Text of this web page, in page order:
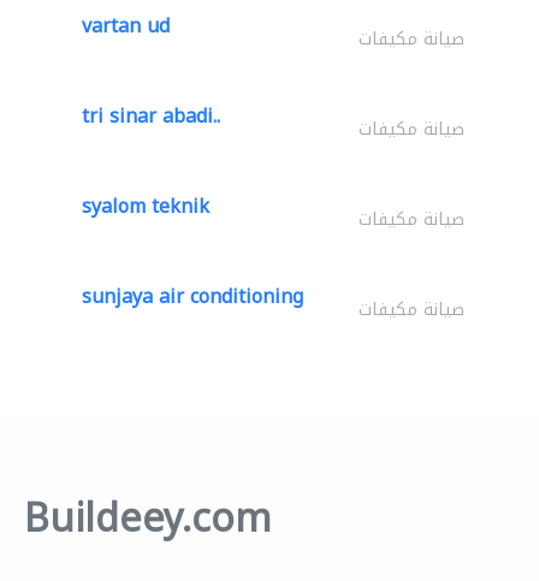
vartan ud صيانة مكيفات
tri sinar abadi.. صيانة مكيفات
syalom teknik صيانة مكيفات
sunjaya air conditioning صيانة مكيفات
Buildeey.com